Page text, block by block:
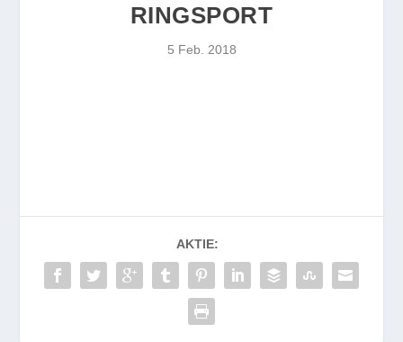
RINGSPORT
5 Feb. 2018
AKTIE: